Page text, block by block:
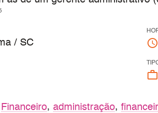
/ SC access_time
work_outline
Financeiro, administração,